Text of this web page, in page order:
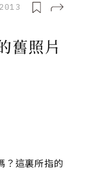
舊照片
？這裏所指的